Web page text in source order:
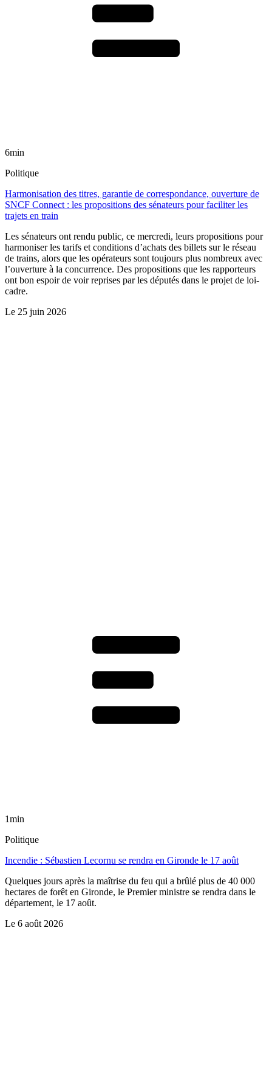
6min
Politique
Harmonisation des titres, garantie de correspondance, ouverture de
SNCF Connect : les propositions des sénateurs pour faciliter les
trajets en train
Les sénateurs ont rendu public, ce mercredi, leurs propositions pour
harmoniser les tarifs et conditions d’achats des billets sur le réseau
de trains, alors que les opérateurs sont toujours plus nombreux avec
l’ouverture à la concurrence. Des propositions que les rapporteurs
ont bon espoir de voir reprises par les députés dans le projet de loi-
cadre.
Le 25 juin 2026
1min
Politique
Incendie : Sébastien Lecornu se rendra en Gironde le 17 août
Quelques jours après la maîtrise du feu qui a brûlé plus de 40 000
hectares de forêt en Gironde, le Premier ministre se rendra dans le
département, le 17 août.
Le 6 août 2026